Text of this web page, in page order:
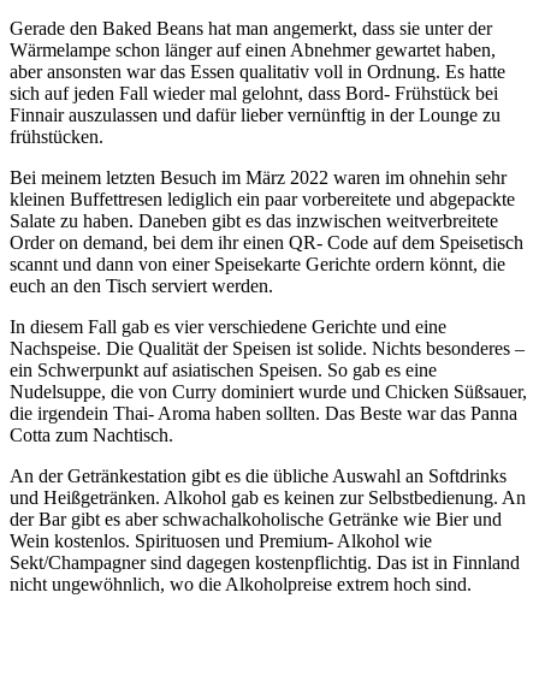
Gerade den Baked Beans hat man angemerkt, dass sie unter der
Wärmelampe schon länger auf einen Abnehmer gewartet haben,
aber ansonsten war das Essen qualitativ voll in Ordnung. Es hatte
sich auf jeden Fall wieder mal gelohnt, dass Bord- Frühstück bei
Finnair auszulassen und dafür lieber vernünftig in der Lounge zu
frühstücken.
Bei meinem letzten Besuch im März 2022 waren im ohnehin sehr
kleinen Buffettresen lediglich ein paar vorbereitete und abgepackte
Salate zu haben. Daneben gibt es das inzwischen weitverbreitete
Order on demand, bei dem ihr einen QR- Code auf dem Speisetisch
scannt und dann von einer Speisekarte Gerichte ordern könnt, die
euch an den Tisch serviert werden.
In diesem Fall gab es vier verschiedene Gerichte und eine
Nachspeise. Die Qualität der Speisen ist solide. Nichts besonderes –
ein Schwerpunkt auf asiatischen Speisen. So gab es eine
Nudelsuppe, die von Curry dominiert wurde und Chicken Süßsauer,
die irgendein Thai- Aroma haben sollten. Das Beste war das Panna
Cotta zum Nachtisch.
An der Getränkestation gibt es die übliche Auswahl an Softdrinks
und Heißgetränken. Alkohol gab es keinen zur Selbstbedienung. An
der Bar gibt es aber schwachalkoholische Getränke wie Bier und
Wein kostenlos. Spirituosen und Premium- Alkohol wie
Sekt/Champagner sind dagegen kostenpflichtig. Das ist in Finnland
nicht ungewöhnlich, wo die Alkoholpreise extrem hoch sind.